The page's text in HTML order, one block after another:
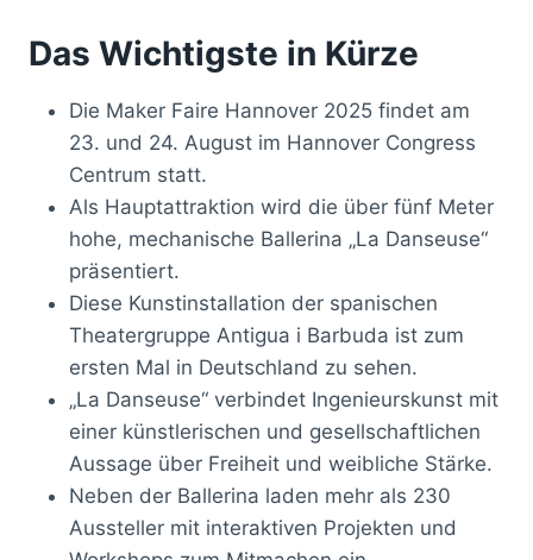
Das Wichtigste in Kürze
Die Maker Faire Hannover 2025 findet am
23. und 24. August im Hannover Congress
Centrum statt.
Als Hauptattraktion wird die über fünf Meter
hohe, mechanische Ballerina „La Danseuse“
präsentiert.
Diese Kunstinstallation der spanischen
Theatergruppe Antigua i Barbuda ist zum
ersten Mal in Deutschland zu sehen.
„La Danseuse“ verbindet Ingenieurskunst mit
einer künstlerischen und gesellschaftlichen
Aussage über Freiheit und weibliche Stärke.
Neben der Ballerina laden mehr als 230
Aussteller mit interaktiven Projekten und